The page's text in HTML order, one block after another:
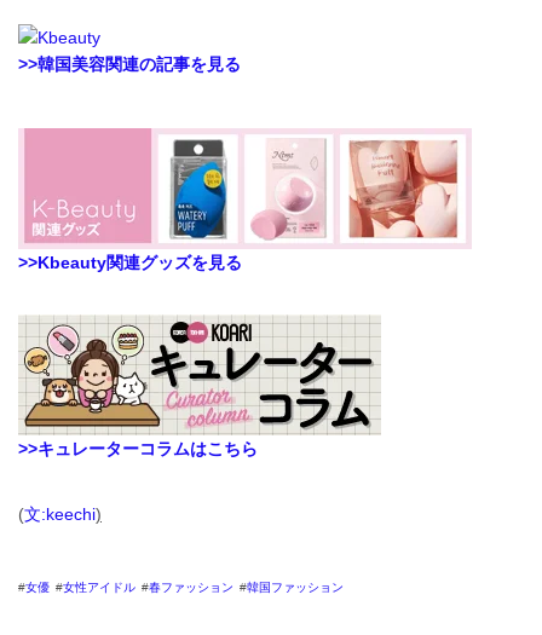
>>韓国美容関連の記事を見る
>>Kbeauty関連グッズを見る
>>キュレーターコラムはこちら
(文:keechi)
女優 女性アイドル 春ファッション 韓国ファッション